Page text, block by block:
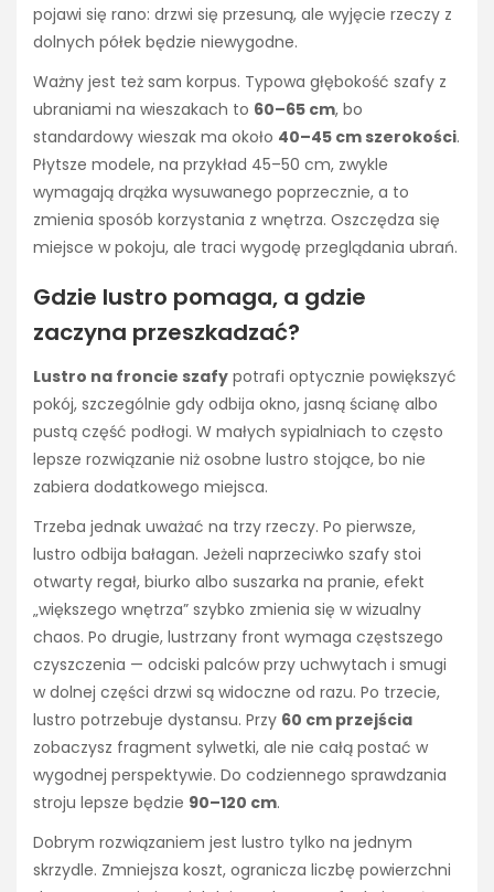
pojawi się rano: drzwi się przesuną, ale wyjęcie rzeczy z
dolnych półek będzie niewygodne.
Ważny jest też sam korpus. Typowa głębokość szafy z
ubraniami na wieszakach to 60–65 cm, bo
standardowy wieszak ma około 40–45 cm szerokości.
Płytsze modele, na przykład 45–50 cm, zwykle
wymagają drążka wysuwanego poprzecznie, a to
zmienia sposób korzystania z wnętrza. Oszczędza się
miejsce w pokoju, ale traci wygodę przeglądania ubrań.
Gdzie lustro pomaga, a gdzie
zaczyna przeszkadzać?
Lustro na froncie szafy potrafi optycznie powiększyć
pokój, szczególnie gdy odbija okno, jasną ścianę albo
pustą część podłogi. W małych sypialniach to często
lepsze rozwiązanie niż osobne lustro stojące, bo nie
zabiera dodatkowego miejsca.
Trzeba jednak uważać na trzy rzeczy. Po pierwsze,
lustro odbija bałagan. Jeżeli naprzeciwko szafy stoi
otwarty regał, biurko albo suszarka na pranie, efekt
„większego wnętrza” szybko zmienia się w wizualny
chaos. Po drugie, lustrzany front wymaga częstszego
czyszczenia — odciski palców przy uchwytach i smugi
w dolnej części drzwi są widoczne od razu. Po trzecie,
lustro potrzebuje dystansu. Przy 60 cm przejścia
zobaczysz fragment sylwetki, ale nie całą postać w
wygodnej perspektywie. Do codziennego sprawdzania
stroju lepsze będzie 90–120 cm.
Dobrym rozwiązaniem jest lustro tylko na jednym
skrzydle. Zmniejsza koszt, ogranicza liczbę powierzchni